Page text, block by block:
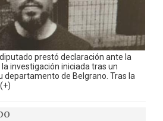
prestó declaración ante la
investigación iniciada tras un
departamento de Belgrano. Tras la